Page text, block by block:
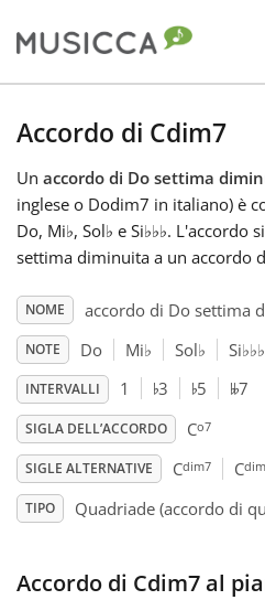
Български
Dansk
English
Español
Accordo di Cdim7
Un accordo di Do settima
inglese o Dodim7 in italiano) è
Do, Mi♭, Sol♭ e Si♭♭♭. L'accordo
settima diminuita a un accordo
NOME accordo di Do settima
NOTE Do Mi♭ Sol♭ Si♭♭♭
INTERVALLI 1 ♭3 ♭5 𝄫7
SIGLA DELL’ACCORDO Co7
SIGLE ALTERNATIVE Cdim7 Cdim
TIPO Quadriade (accordo di
Accordo di Cdim7 al